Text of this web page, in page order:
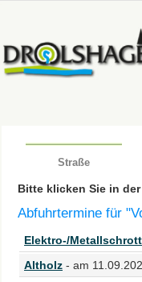
Straße
Bitte klicken Sie in
Abfuhrtermine für
Elektro-/Metallschrott
Altholz - am